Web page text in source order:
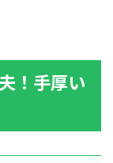
！手厚い